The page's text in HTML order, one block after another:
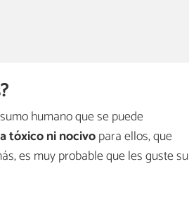
humano que se puede
tóxico ni nocivopara ellos, que
es muy probable que les guste su